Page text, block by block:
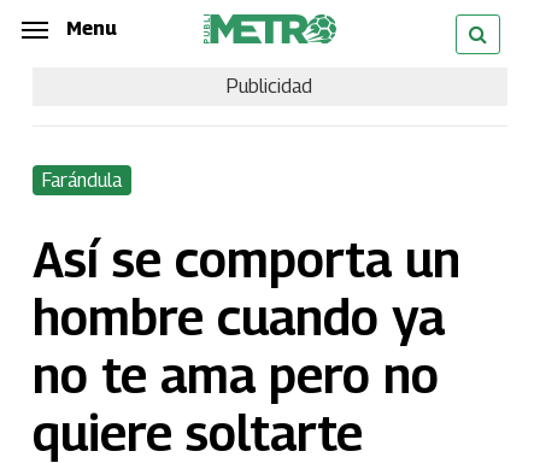
Skip
content
Menu
Publicidad
Farándula
Así se comporta un
hombre cuando ya
no te ama pero no
quiere soltarte
Menu